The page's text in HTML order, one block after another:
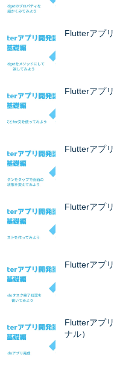
Flutterアプ
Flutterアプ
Flutterアプ
Flutterアプ
Flutterアプ
Flutterアプ
ナル）